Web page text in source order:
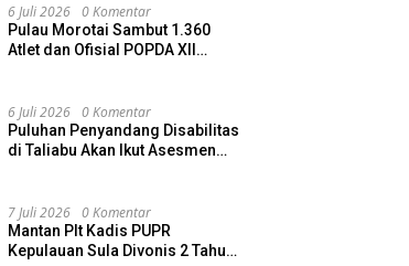
6 Juli 2026 0 Komentar
Pulau Morotai Sambut 1.360
Atlet dan Ofisial POPDA XII
6 Juli 2026 0 Komentar
Puluhan Penyandang Disabilitas
di Taliabu Akan Ikut Asesmen
7 Juli 2026 0 Komentar
Mantan Plt Kadis PUPR
Kepulauan Sula Divonis 2 Tahun